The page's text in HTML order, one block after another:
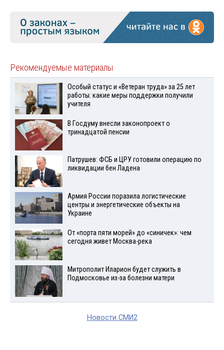
Рекомендуемые материалы
Особый статус и «Ветеран труда» за 25 лет
работы: какие меры поддержки получили
учителя
В Госдуму внесли законопроект о
тринадцатой пенсии
Патрушев: ФСБ и ЦРУ готовили операцию по
ликвидации бен Ладена
Армия России поразила логистические
центры и энергетические объекты на
Украине
От «порта пяти морей» до «синичек»: чем
сегодня живет Москва-река
Митрополит Иларион будет служить в
Подмосковье из-за болезни матери
Новости СМИ2